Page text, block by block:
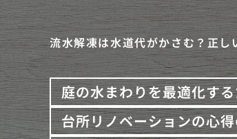
流水解凍は水道代がかさむ？正
庭の水まわりを最適化す
台所リノベーションの心